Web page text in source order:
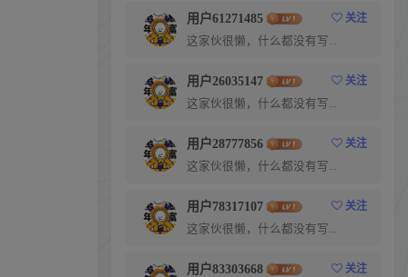
用户61271485
关注
这家伙很懒，什么都没有写...
用户26035147
关注
这家伙很懒，什么都没有写...
用户28777856
关注
这家伙很懒，什么都没有写...
用户78317107
关注
这家伙很懒，什么都没有写...
用户83303668
关注